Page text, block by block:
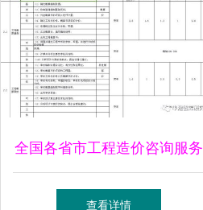
全国各省市工程造价咨询服务
收费标准汇总 人手一份的造
查看详情